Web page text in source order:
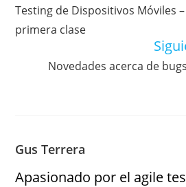
Testing de Dispositivos Móviles
primera clase
Novedades acerca de
Gus Terrera
Apasionado por el agile